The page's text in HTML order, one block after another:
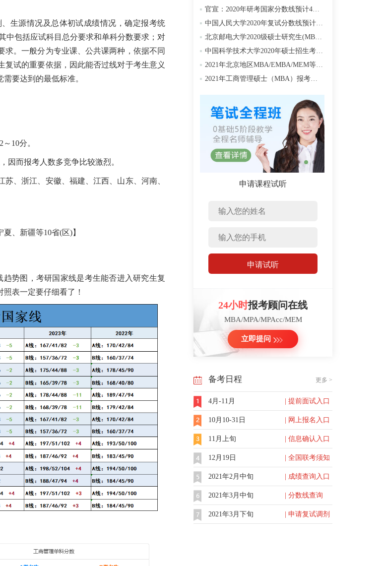
生源情况及总体初试成绩情况，确定报考统
中包括应试科目总分要求和单科分数要求；对
。一般分为专业课、公共课两种，依据不同
试的重要依据，因此能否过线对于考生意义
要达到的最低标准。
10分。
因而报考人数多竞争比较激烈。
、浙江、安徽、福建、江西、山东、河南、
、新疆等10省(区)】
势图，考研国家线是考生能否进入研究生复
表一定要仔细看了！
官宣：2020年研考国家分数线预计4月中旬左右公布
中国人民大学2020年复试分数线预计将于4月中旬左右公布
北京邮电大学2020级硕士研究生(MBA/MPAcc/MPA等)学费标准
中国科学技术大学2020年硕士招生考试复试分数线预4月中旬公布
2021年北京地区MBA/EMBA/MEM等管理类联考提前批面试汇总
2021年工商管理硕士（MBA）报考条件
申请课程试听
申请试听
24小时报考顾问在线
MBA/MPA/MPAcc/MEM
立即提问
备考日程 更多 >
4月-11月 | 提前面试入口
10月10-31日 | 网上报名入口
11月上旬 | 信息确认入口
12月19日 | 全国联考须知
2021年2月中旬 | 成绩查询入口
2021年3月中旬 | 分数线查询
2021年3月下旬 | 申请复试调剂